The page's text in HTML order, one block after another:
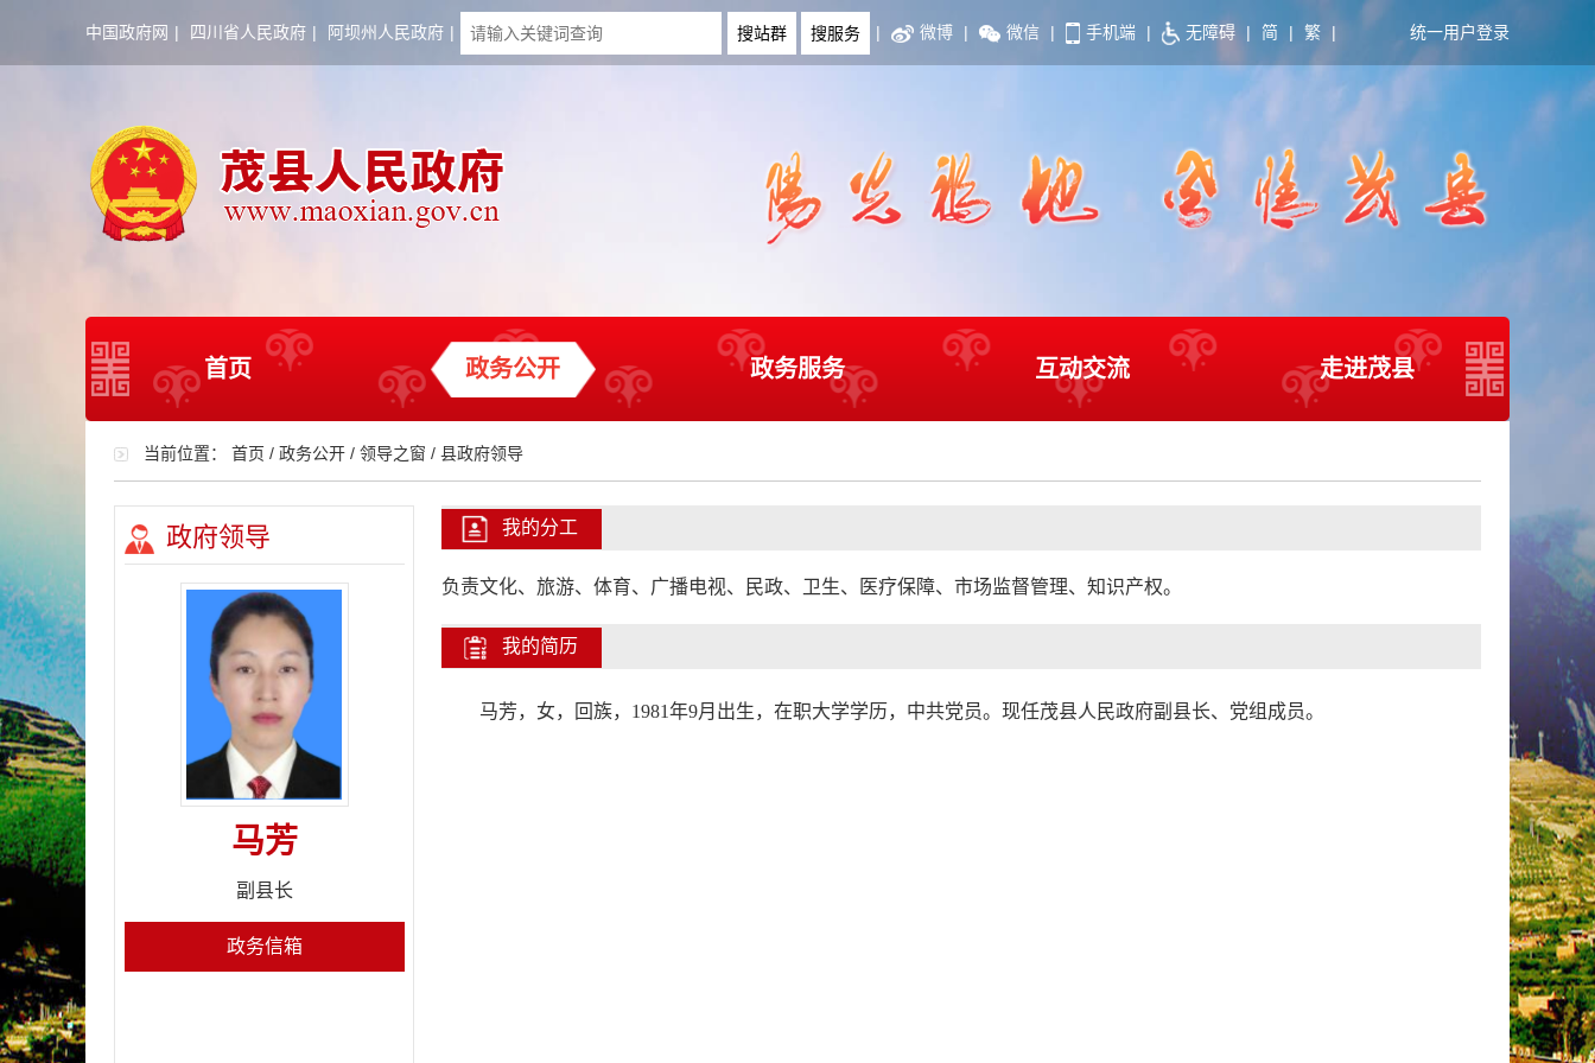
中国政府网 | 四川省人民政府 | 阿坝州人民政府 | | 微博 | 微信 | 手机端 | 无障碍 | 简 | 繁 | 统一用户登录
首页 政务公开 政务服务 互动交流 走进茂县
当前位置： 首页 / 政务公开 / 领导之窗 / 县政府领导
政府领导
马芳
副县长
政务信箱
我的分工
负责文化、旅游、体育、广播电视、民政、卫生、医疗保障、市场监督管理、知识产权。
我的简历
马芳，女， 回族， 1981年9月出生，在职大学学历， 中共党员。现任茂县人民政府副县长、党组成员。